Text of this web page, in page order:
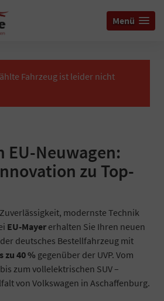
Menü
Fahrzeug ist leider nicht
EU-Neuwagen:
zu Top-
modernste Technik
EU-Mayer erhalten Sie Ihren neuen
deutsches Bestellfahrzeug mit
zu 40 % gegenüber der UVP. Vom
zum vollelektrischen SUV –
von Volkswagen in Aschaffenburg.